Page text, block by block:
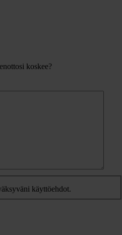
koskee?
käyttöehdot.